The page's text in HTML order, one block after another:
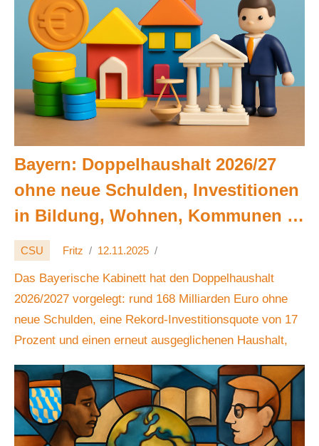
Bayern: Doppelhaushalt 2026/27
ohne neue Schulden, Investitionen
in Bildung, Wohnen, Kommunen –
Liberale fordern mehr Wettbewerb
und Effizienz 💶🏛️⚖️
CSU Fritz 12.11.2025
Das Bayerische Kabinett hat den Doppelhaushalt
2026/2027 vorgelegt: rund 168 Milliarden Euro ohne
neue Schulden, eine Rekord-Investitionsquote von 17
Prozent und einen erneut ausgeglichenen Haushalt,